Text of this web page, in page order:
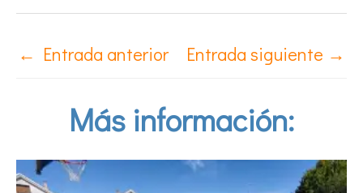
← Entrada anterior Entrada siguiente →
Más información: